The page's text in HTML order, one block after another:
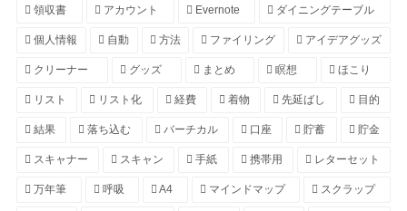
領収書 アカウント Evernote ダイニングテーブル
個人情報 自動 方法 ファイリング アイデアグッズ
クリーナー グッズ まとめ 瞑想 ほこり
リスト リスト化 経費 着物 先延ばし 目的
結果 落ち込む バーチカル 口座 貯蓄 貯金
スキャナー スキャン 手紙 携帯用 レターセット
万年筆 呼吸 A4 マインドマップ スクラップ